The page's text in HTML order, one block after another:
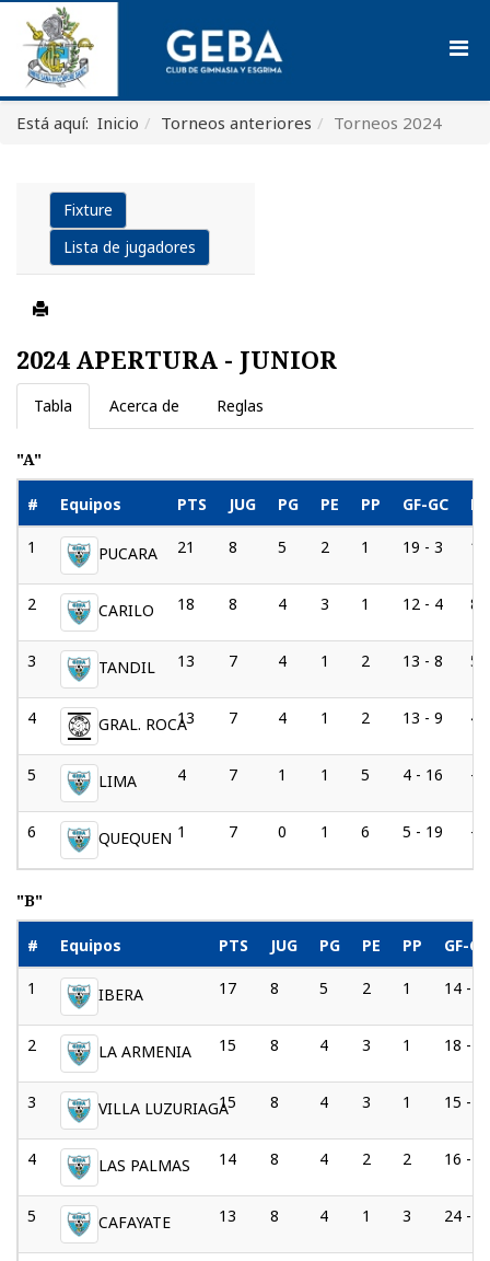
Está aquí: Inicio Torneos anteriores Torneos 2024
Fixture
Lista de jugadores
2024 APERTURA - JUNIOR
Tabla Acerca de Reglas
"A"
# Equipos PTS JUG PG PE PP GF-GC
1 PUCARA 21 8 5 2 1 19 - 3 16
2 CARILO 18 8 4 3 1 12 - 4 8
3 TANDIL 13 7 4 1 2 13 - 8 5
4 GRAL. ROCA13 7 4 1 2 13 - 9 4
5 LIMA 4 7 1 1 5 4 - 16 -
6 QUEQUEN 1 7 0 1 6 5 - 19 -
"B"
# Equipos PTS JUG PG PE PP GF-
1 IBERA 17 8 5 2 1 14 - 4
2 LA ARMENIA 15 8 4 3 1 18 - 9
3 VILLA LUZURIAGA15 8 4 3 1 15 - 6
4 LAS PALMAS 14 8 4 2 2 16 -
5 CAFAYATE 13 8 4 1 3 24 -